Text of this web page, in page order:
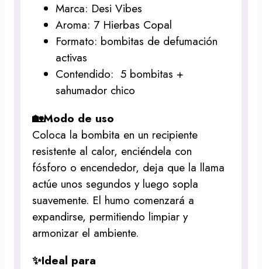
Marca: Desi Vibes
Aroma: 7 Hierbas Copal
Formato: bombitas de defumación
activas
Contendido: 5 bombitas +
sahumador chico
🏡Modo de uso
Coloca la bombita en un recipiente
resistente al calor, enciéndela con
fósforo o encendedor, deja que la llama
actúe unos segundos y luego sopla
suavemente. El humo comenzará a
expandirse, permitiendo limpiar y
armonizar el ambiente.
✨Ideal para